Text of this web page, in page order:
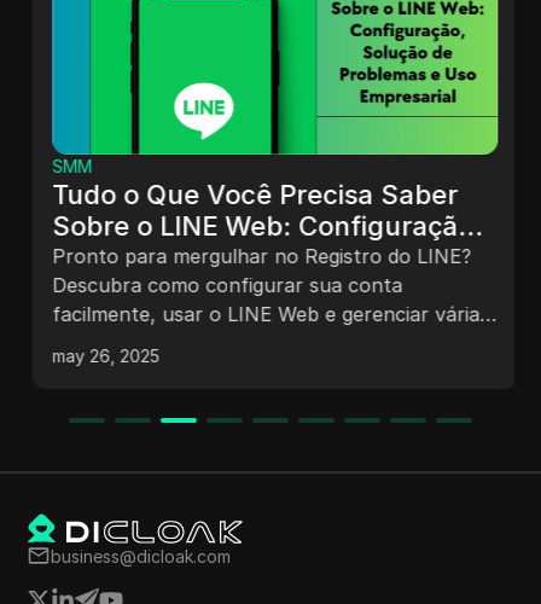
SMM
Tudo o Que Você Precisa Saber
Sobre o LINE Web: Configuração,
Solução de Problemas e Uso
Empresarial
Pronto para mergulhar no Registro do LINE?
Descubra como configurar sua conta
facilmente, usar o LINE Web e gerenciar várias
may 26, 2025
business@dicloak.com